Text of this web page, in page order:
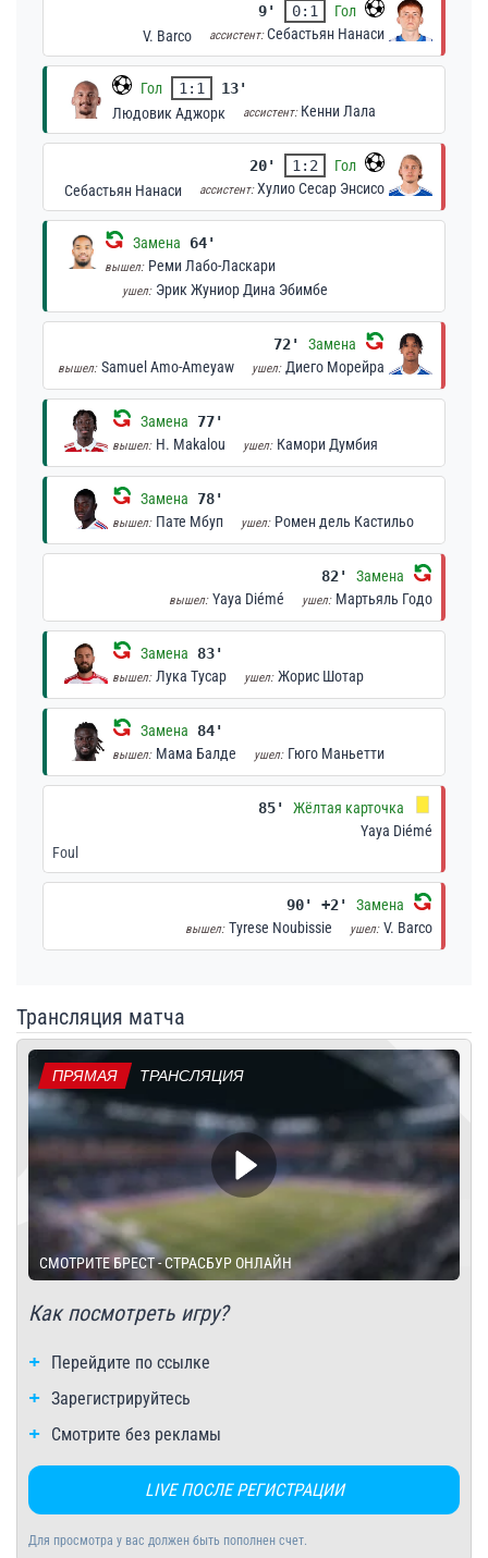
9' 0:1
Гол
V. Barco
ассистент:Себастьян Нанаси
Гол 1:1
13'
Людовик Аджорк
ассистент: Кенни Лала
20' 1:2
Гол
Себастьян Нанаси
ассистент:Хулио Сесар Энсисо
Замена 64'
вышел: Реми Лабо-Ласкари
ушел: Эрик Жуниор Дина Эбимбе
72' Замена
вышел: Samuel Amo-Ameyaw ушел: Диего Морейра
Замена 77'
вышел: H. Makalou ушел: Камори Думбия
Замена 78'
вышел: Пате Мбуп ушел: Ромен дель Кастильо
82' Замена
вышел: Yaya Diémé ушел: Мартьяль Годо
Замена 83'
вышел: Лука Тусар ушел: Жорис Шотар
Замена 84'
вышел: Мама Балде ушел: Гюго Маньетти
85'
Жёлтая карточка
Yaya Diémé
Foul
90' +2' Замена
вышел: Tyrese Noubissie ушел: V. Barco
Трансляция матча
ПРЯМАЯ ТРАНСЛЯЦИЯ
СМОТРИТЕ БРЕСТ - СТРАСБУР ОНЛАЙН
Как посмотреть игру?
Перейдите по ссылке
Зарегистрируйтесь
Смотрите без рекламы
LIVE ПОСЛЕ РЕГИСТРАЦИИ
Для просмотра у вас должен быть пополнен счет.